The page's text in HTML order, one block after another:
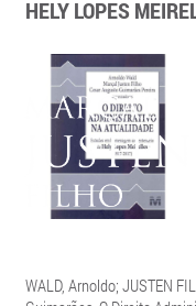
HELY LOPES
WALD, Arnoldo; JUSTEN